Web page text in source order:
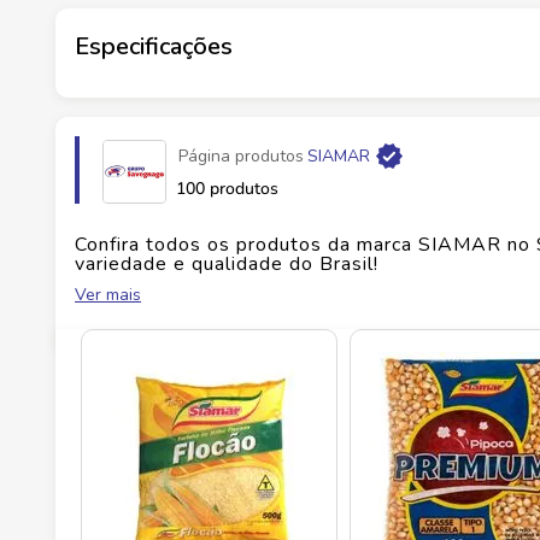
Especificações
Fabricante ROCHA E ROCHA ALIMENTOS
EAN 7896069570324
Id do produto
Página produtos SIAMAR
100 produtos
Confira todos os produtos da marca SIAMAR no
variedade e qualidade do Brasil!
No Savegnago, você encontra uma ampla
Ver mais